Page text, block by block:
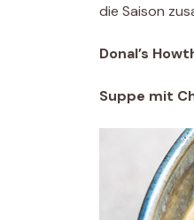
die Saison
Donal’s
Suppe mit